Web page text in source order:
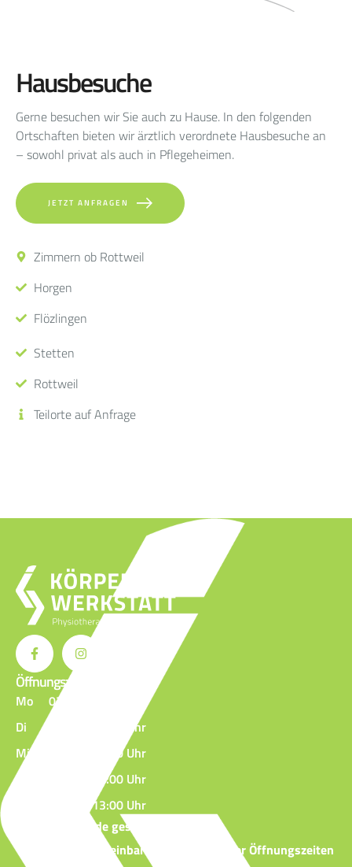
Hausbesuche
Gerne besuchen wir Sie auch zu Hause. In den folgenden
Ortschaften bieten wir ärztlich verordnete Hausbesuche an
– sowohl privat als auch in Pflegeheimen.
JETZT ANFRAGEN
Zimmern ob Rottweil
Horgen
Flözlingen
Stetten
Rottweil
Teilorte auf Anfrage
Öffnungszeiten
07:30 - 20:00 Uhr
Mo
07:30 - 19:00 Uhr
Di
07:30 - 19:00 Uhr
Mi
07:30 - 20:00 Uhr
Do
07:30 - 13:00 Uhr
Am Wochenende geschlossen.
Termine nach Vereinbarung außerhalb der Öffnungszeiten